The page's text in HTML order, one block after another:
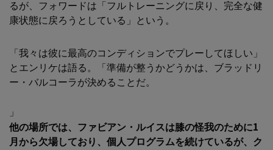
るが、フォワードは「フルトレーニングに戻り、完全な健
康状態に戻ろうとしている」という。
「我々は彼に最高のコンディションでプレーしてほしい」
とエンリケは語る。「準備が整うかどうかは、ブラッドリ
ー・バルコーラが決めることだ。
」
他の場所では、 ファビアン・ルイスは膝の怪我のために1
月から欠場しており、個人プログラムを続けているが、ク